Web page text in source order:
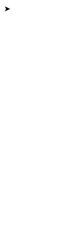
➤